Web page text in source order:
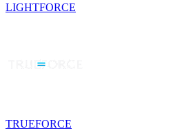
LIGHTFORCE
TRUEFORCE